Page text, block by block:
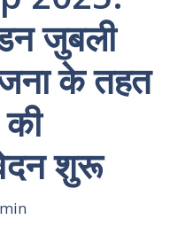
जुबली
के तहत
शुरू